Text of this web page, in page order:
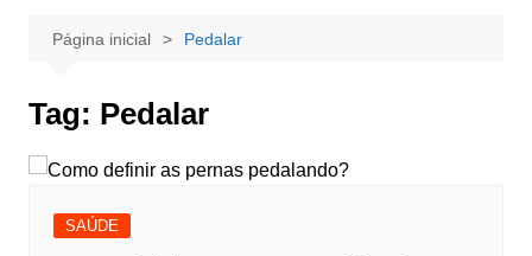
Página inicial Pedalar
Tag: Pedalar
SAÚDE